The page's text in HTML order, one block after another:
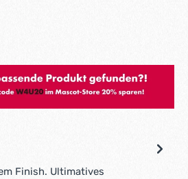
Store!
Finish. Ultimatives